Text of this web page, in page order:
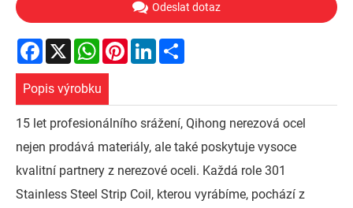
Odeslat dotaz
Facebook
X WhatsApp
PinterestLinkedIn
Popis výrobku
15 let profesionálního srážení, Qihong nerezová ocel
nejen prodává materiály, ale také poskytuje vysoce
kvalitní partnery z nerezové oceli. Každá role 301
Stainless Steel Strip Coil, kterou vyrábíme, pochází z